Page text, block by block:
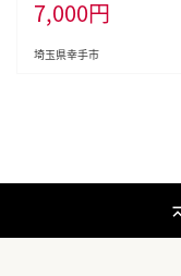
パー コーヒー コンパクト
便利 簡単 組み立て アウト
ロキャンプ キャンプ 家庭
7,000円
埼玉県幸手市